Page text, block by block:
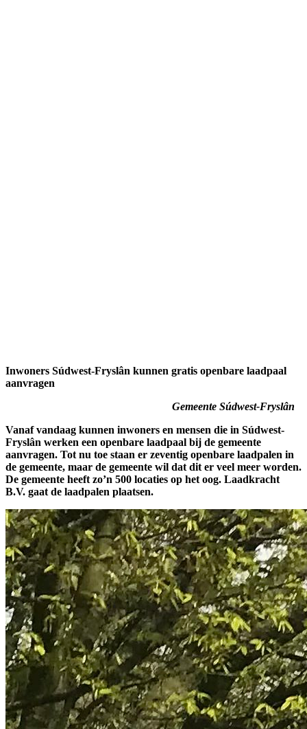
Inwoners Súdwest-Fryslân kunnen gratis openbare laadpaal
aanvragen
Gemeente Súdwest-Fryslân
Vanaf vandaag kunnen inwoners en mensen die in Súdwest-
Fryslân werken een openbare laadpaal bij de gemeente
aanvragen. Tot nu toe staan er zeventig openbare laadpalen in
de gemeente, maar de gemeente wil dat dit er veel meer worden.
De gemeente heeft zo’n 500 locaties op het oog. Laadkracht
B.V. gaat de laadpalen plaatsen.